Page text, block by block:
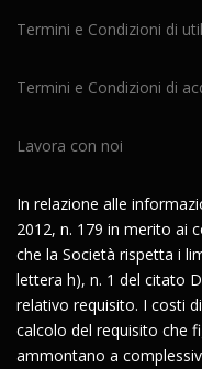
Termini e Condizioni di
Termini e Condizioni di
Lavora con noi
In relazione alle
2012, n. 179 in merito ai
che la Società rispetta i
lettera h), n. 1 del citato
relativo requisito. I costi
calcolo del requisito che
ammontano a